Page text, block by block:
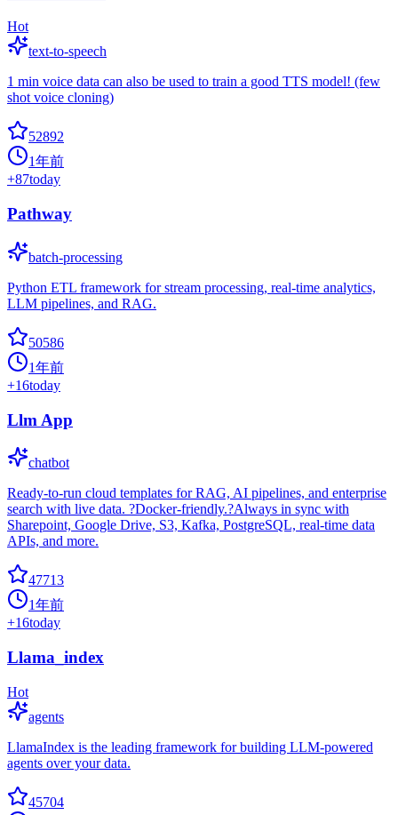
Hot
text-to-speech
1 min voice data can also be used to train a good TTS model! (few
shot voice cloning)
52892
1年前
+87today
Pathway
batch-processing
Python ETL framework for stream processing, real-time analytics,
LLM pipelines, and RAG.
50586
1年前
+16today
Llm App
chatbot
Ready-to-run cloud templates for RAG, AI pipelines, and enterprise
search with live data. ?Docker-friendly.?Always in sync with
Sharepoint, Google Drive, S3, Kafka, PostgreSQL, real-time data
APIs, and more.
47713
1年前
+16today
Llama_index
Hot
agents
LlamaIndex is the leading framework for building LLM-powered
agents over your data.
45704